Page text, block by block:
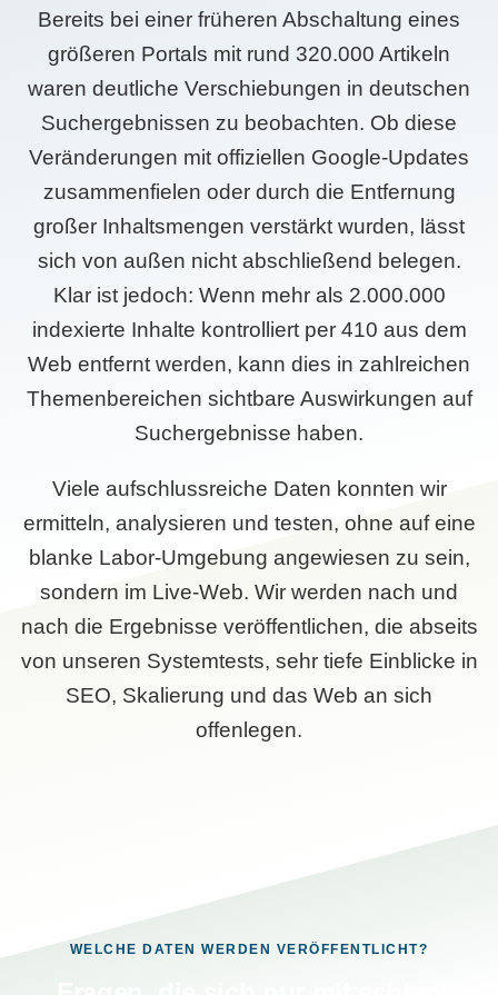
Bereits bei einer früheren Abschaltung eines
größeren Portals mit rund 320.000 Artikeln
waren deutliche Verschiebungen in deutschen
Suchergebnissen zu beobachten. Ob diese
Veränderungen mit offiziellen Google-Updates
zusammenfielen oder durch die Entfernung
großer Inhaltsmengen verstärkt wurden, lässt
sich von außen nicht abschließend belegen.
Klar ist jedoch: Wenn mehr als 2.000.000
indexierte Inhalte kontrolliert per 410 aus dem
Web entfernt werden, kann dies in zahlreichen
Themenbereichen sichtbare Auswirkungen auf
Suchergebnisse haben.
Viele aufschlussreiche Daten konnten wir
ermitteln, analysieren und testen, ohne auf eine
blanke Labor-Umgebung angewiesen zu sein,
sondern im Live-Web. Wir werden nach und
nach die Ergebnisse veröffentlichen, die abseits
von unseren Systemtests, sehr tiefe Einblicke in
SEO, Skalierung und das Web an sich
offenlegen.
WELCHE DATEN WERDEN VERÖFFENTLICHT?